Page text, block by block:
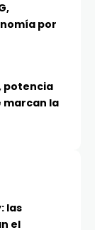
por
potencia
marcan la
las
el